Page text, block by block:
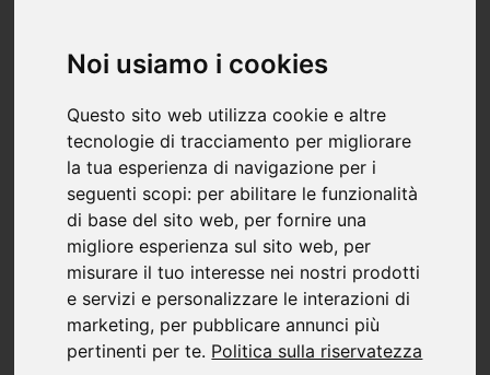
Noi usiamo i cookies
Questo sito web utilizza cookie e altre
tecnologie di tracciamento per migliorare
la tua esperienza di navigazione per i
seguenti scopi: per abilitare le funzionalità
di base del sito web, per fornire una
migliore esperienza sul sito web, per
misurare il tuo interesse nei nostri prodotti
e servizi e personalizzare le interazioni di
marketing, per pubblicare annunci più
pertinenti per te. Politica sulla riservatezza
ASPIRAZIONE, MONOSTADIO
vuoto o pressione per un'ampia gamma di applicazioni
industriali. Queste pompe per vuoto e questi
compressori non solo offrono prestazioni elevate, ma
sono anche compatti nelle dimensioni e silenziosi nel
funzionamento. Prive al 100% di olio e di contatti
durante il funzionamento, le soffianti della serie SV
richiedono poca manutenzione e sono altamente
efficienti.
Tutte le pompe e i compressori SV sono forniti di serie